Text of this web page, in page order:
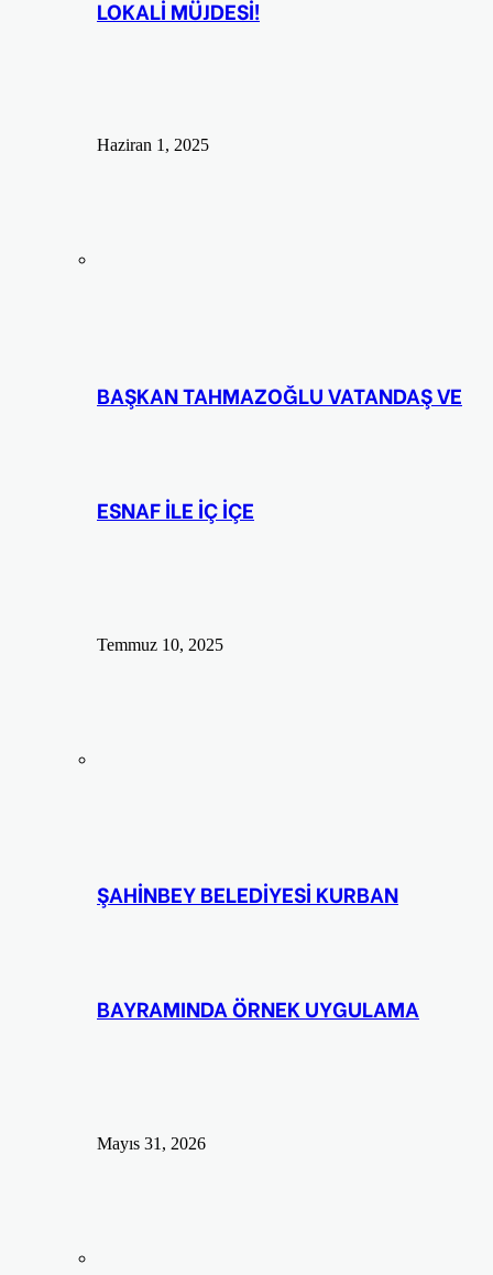
LOKALİ MÜJDESİ!
Haziran 1, 2025
BAŞKAN TAHMAZOĞLU VATANDAŞ VE
ESNAF İLE İÇ İÇE
Temmuz 10, 2025
ŞAHİNBEY BELEDİYESİ KURBAN
BAYRAMINDA ÖRNEK UYGULAMA
Mayıs 31, 2026